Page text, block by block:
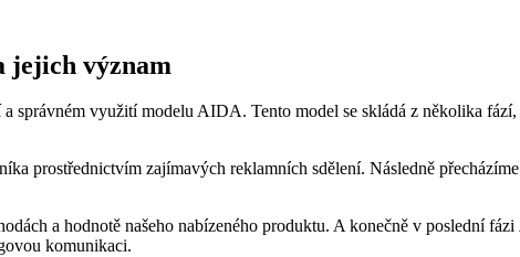
jejich význam
správném využití modelu AIDA. Tento model se skládá z několika
prostřednictvím zajímavých reklamních sdělení. Následně
a hodnotě našeho nabízeného produktu. A konečně v poslední fázi
komunikaci.